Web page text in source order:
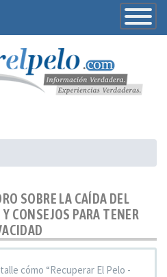
Toggle
SOBRE LA CAÍDA DEL
CONSEJOS PARA TENER
cómo “Recuperar El Pelo -